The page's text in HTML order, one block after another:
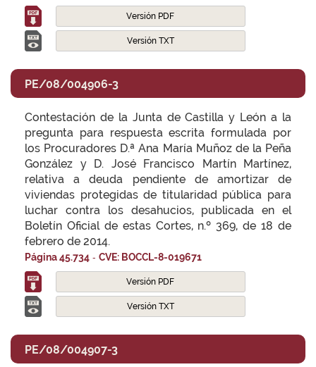
Versión PDF
Versión TXT
PE/08/004906-3
Contestación de la Junta de Castilla y León a la
pregunta para respuesta escrita formulada por
los Procuradores D.ª Ana María Muñoz de la Peña
González y D. José Francisco Martín Martínez,
relativa a deuda pendiente de amortizar de
viviendas protegidas de titularidad pública para
luchar contra los desahucios, publicada en el
Boletín Oficial de estas Cortes, n.º 369, de 18 de
febrero de 2014.
Página 45.734 - CVE: BOCCL-8-019671
Versión PDF
Versión TXT
PE/08/004907-3